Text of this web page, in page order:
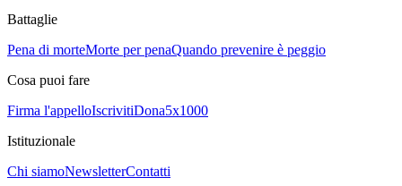
Battaglie
Pena di morteMorte per penaQuando prevenire è peggio
Cosa puoi fare
Firma l'appelloIscrivitiDona5x1000
Istituzionale
Chi siamoNewsletterContatti